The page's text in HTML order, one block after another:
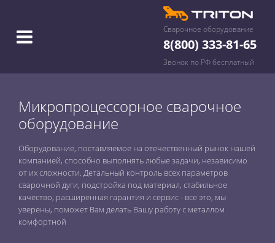
Сварочное оборудование
8(800) 333-81-65
Звонок по РФ бесплатный
Микропроцессорное сварочное
оборудование
Оборудование, поставляемое на отечественный рынок нашей
компанией, способно выполнять любые задачи, независимо
от их сложности. Детальный контроль всех параметров
сварочной дуги, подстройка под материал, стабильное
качество, расширенная гарантия и сервис - все это, мы
уверены, поможет Вам делать Вашу работу с металлом
комфортной